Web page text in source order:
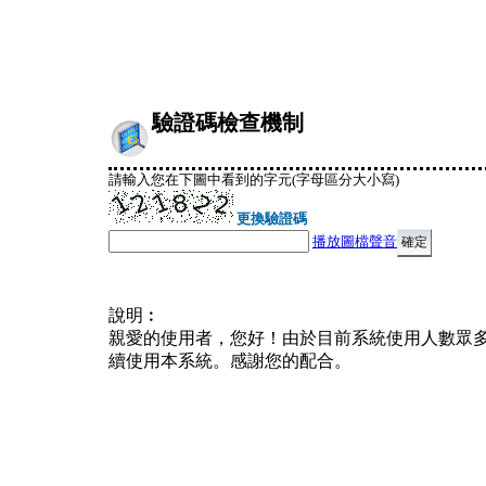
驗證碼檢查機制
請輸入您在下圖中看到的字元(字母區分大小寫)
更換驗證碼
播放圖檔聲音
說明︰
親愛的使用者，您好！由於目前系統使用人數眾
續使用本系統。感謝您的配合。